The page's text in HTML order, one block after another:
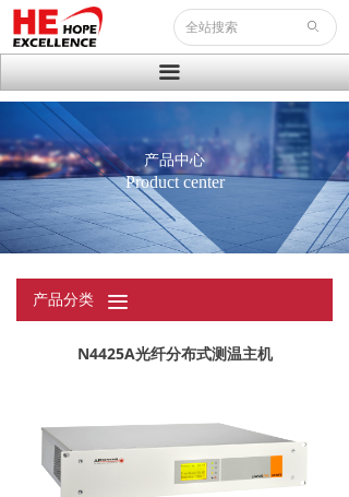
ꄙ
끀
首页
关于希卓
服务设备
解决方案
成功案例
联系我们
产品分类 끀
N4425A光纤分布式测温主机
产品中心
Product center